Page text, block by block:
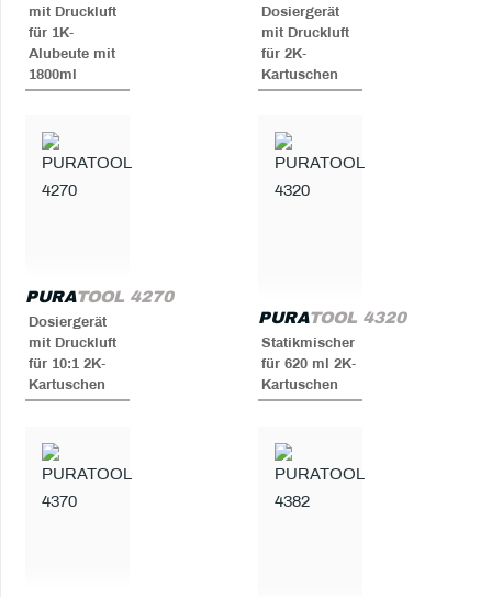
mit Druckluft
für 1K-
Alubeute mit
1800ml
Dosiergerät
mit Druckluft
für 2K-
Kartuschen
PURATOOL 4270
Dosiergerät
mit Druckluft
für 10:1 2K-
Kartuschen
PURATOOL 4320
Statikmischer
für 620 ml 2K-
Kartuschen